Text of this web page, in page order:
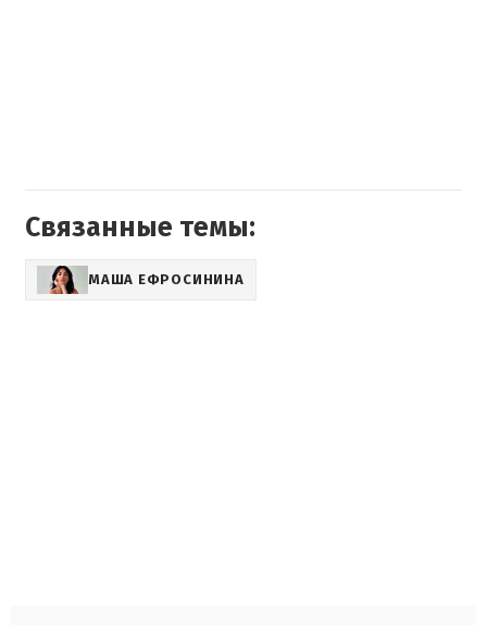
Связанные темы:
МАША ЕФРОСИНИНА